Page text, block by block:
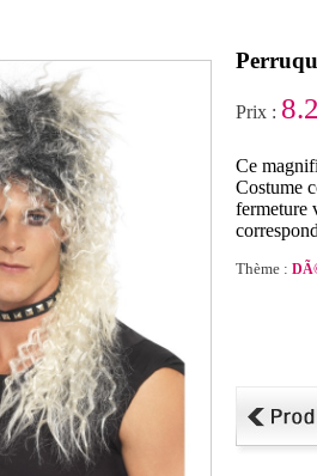
Prix :
Ce
Costume
fermeture
Thème :